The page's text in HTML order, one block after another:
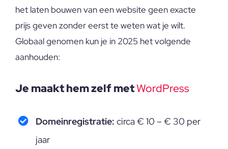
het laten bouwen van een website geen exacte
prijs geven zonder eerst te weten wat je wilt.
Globaal genomen kun je in 2025 het volgende
aanhouden:
Je maakt hem zelf metWordPress
Domeinregistratie: circa € 10 – € 30 per
jaar